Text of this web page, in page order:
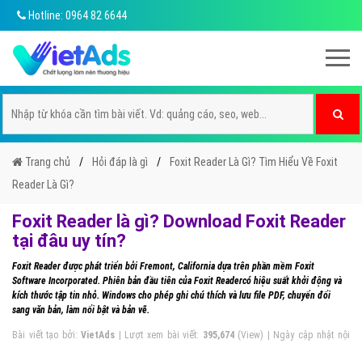
Hotline: 0964 82 6644
Trang chủ Hỏi đáp là gì
Foxit Reader Là Gì? Tìm Hiểu Về Foxit
Reader Là Gì?
Foxit Reader là gì? Download Foxit Reader
tại đâu uy tín?
Foxit Reader được phát triển bởi Fremont, California dựa trên phần mềm Foxit
Software Incorporated. Phiên bản đầu tiên của Foxit Readercó hiệu suất khởi động và
kích thước tập tin nhỏ. Windows cho phép ghi chú thích và lưu file PDF, chuyển đổi
sang văn bản, làm nổi bật và bản vẽ.
Bài viết tạo bởi:VietAds | Lượt xem bài viết: 395,674(View) | Ngày cập nhật nội